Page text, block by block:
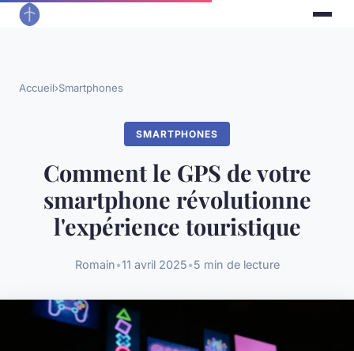
Accueil›Smartphones
SMARTPHONES
Comment le GPS de votre
smartphone révolutionne
l'expérience touristique
Romain•11 avril 2025•5 min de lecture